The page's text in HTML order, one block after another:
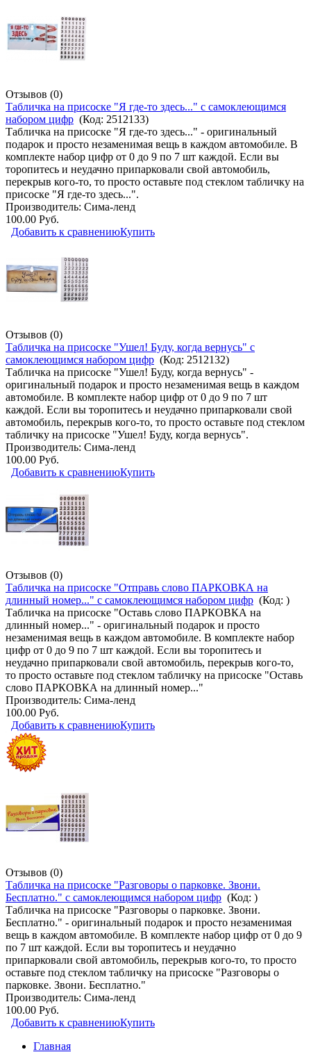
Отзывов (0)
Табличка на присоске "Я где-то здесь..." с самоклеющимся
набором цифр (Код: 2512133)
Табличка на присоске "Я где-то здесь..." - оригинальный
подарок и просто незаменимая вещь в каждом автомобиле. В
комплекте набор цифр от 0 до 9 по 7 шт каждой. Если вы
торопитесь и неудачно припарковали свой автомобиль,
перекрыв кого-то, то просто оставьте под стеклом табличку на
присоске "Я где-то здесь...".
Производитель: Сима-ленд
100.00 Руб.
Добавить к сравнениюКупить
Отзывов (0)
Табличка на присоске "Ушел! Буду, когда вернусь" с
самоклеющимся набором цифр (Код: 2512132)
Табличка на присоске "Ушел! Буду, когда вернусь" -
оригинальный подарок и просто незаменимая вещь в каждом
автомобиле. В комплекте набор цифр от 0 до 9 по 7 шт
каждой. Если вы торопитесь и неудачно припарковали свой
автомобиль, перекрыв кого-то, то просто оставьте под стеклом
табличку на присоске "Ушел! Буду, когда вернусь".
Производитель: Сима-ленд
100.00 Руб.
Добавить к сравнениюКупить
Отзывов (0)
Табличка на присоске "Отправь слово ПАРКОВКА на
длинный номер..." с самоклеющимся набором цифр (Код: )
Табличка на присоске "Оставь слово ПАРКОВКА на
длинный номер..." - оригинальный подарок и просто
незаменимая вещь в каждом автомобиле. В комплекте набор
цифр от 0 до 9 по 7 шт каждой. Если вы торопитесь и
неудачно припарковали свой автомобиль, перекрыв кого-то,
то просто оставьте под стеклом табличку на присоске "Оставь
слово ПАРКОВКА на длинный номер..."
Производитель: Сима-ленд
100.00 Руб.
Добавить к сравнениюКупить
Отзывов (0)
Табличка на присоске "Разговоры о парковке. Звони.
Бесплатно." с самоклеющимся набором цифр (Код: )
Табличка на присоске "Разговоры о парковке. Звони.
Бесплатно." - оригинальный подарок и просто незаменимая
вещь в каждом автомобиле. В комплекте набор цифр от 0 до 9
по 7 шт каждой. Если вы торопитесь и неудачно
припарковали свой автомобиль, перекрыв кого-то, то просто
оставьте под стеклом табличку на присоске "Разговоры о
парковке. Звони. Бесплатно."
Производитель: Сима-ленд
100.00 Руб.
Добавить к сравнениюКупить
Главная